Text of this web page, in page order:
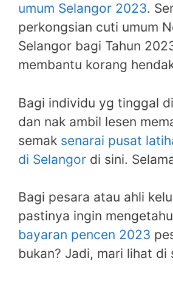
umum Selangor 2023.
perkongsian cuti umum
Selangor bagi Tahun
membantu korang
Bagi individu yg tinggal
dan nak ambil lesen
semak senarai pusat
di Selangor di sini.
Bagi pesara atau ahli
pastinya ingin
bayaran pencen 2023
bukan? Jadi, mari lihat di